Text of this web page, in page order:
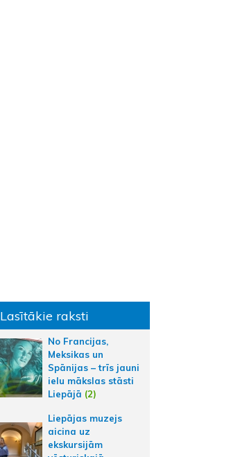
Lasītākie raksti
No Francijas,
Meksikas un
Spānijas – trīs jauni
ielu mākslas stāsti
Liepājā (2)
Liepājas muzejs
aicina uz
ekskursijām